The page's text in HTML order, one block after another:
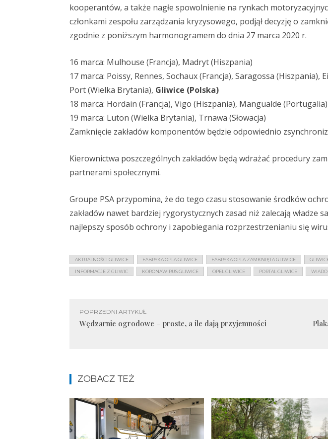
kooperantów, a także nagłe spowolnienie na rynkach
członkami zespołu zarządzania kryzysowego, podjął decyzję o
zgodnie z poniższym harmonogramem do dnia 27 marca 2020 r.
16 marca: Mulhouse (Francja), Madryt (Hiszpania)
17 marca: Poissy, Rennes, Sochaux (Francja), Saragossa (Hiszpania),
Port (Wielka Brytania), Gliwice (Polska)
18 marca: Hordain (Francja), Vigo (Hiszpania), Mangualde (Portugalia)
19 marca: Luton (Wielka Brytania), Trnawa (Słowacja)
Zamknięcie zakładów komponentów będzie odpowiednio
Kierownictwa poszczególnych zakładów będą wdrażać procedury
partnerami społecznymi.
Groupe PSA przypomina, że do tego czasu stosowanie środków
zakładów nawet bardziej rygorystycznych zasad niż zalecają władze
najlepszy sposób ochrony i zapobiegania rozprzestrzenianiu się
AKTUALNOŚCI GLIWICE FABRYKA OPLA GLIWICE FABRYKA OPLA ZAMKNIĘTA GLIWICE
INFORMACJE Z GLIWIC KORONAWIRUS GLIWICE OPEL GLIWICE PORTAL GLIWICE
POPRZEDNI ARTYKUŁ
Wędzarnie ogrodowe – proste, a ile dają przyjemności
ZOBACZ TEŻ